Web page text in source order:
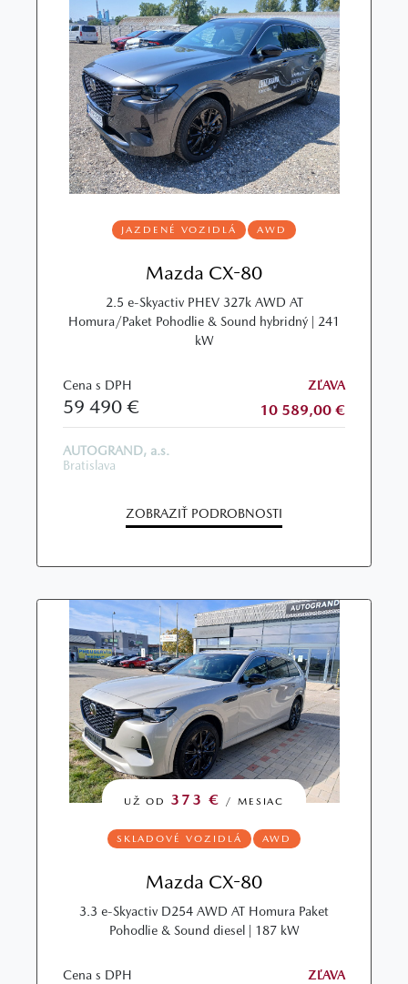
JAZDENÉ VOZIDLÁ AWD
Mazda CX-80
2.5 e-Skyactiv PHEV 327k AWD AT
Homura/Paket Pohodlie & Sound hybridný | 241
kW
Cena s DPH
59 490 €
ZĽAVA
10 589,00 €
AUTOGRAND, a.s.
Bratislava
ZOBRAZIŤ PODROBNOSTI
UŽ OD 373 € / MESIAC
SKLADOVÉ VOZIDLÁ AWD
Mazda CX-80
3.3 e-Skyactiv D254 AWD AT Homura Paket
Pohodlie & Sound diesel | 187 kW
Cena s DPH ZĽAVA